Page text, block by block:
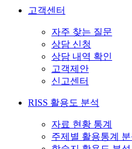
고객센터
자주 찾는 질문
상담 신청
상담 내역 확인
고객제안
신고센터
RISS 활용도 분석
자료 현황 통계
주제별 활용통계 분